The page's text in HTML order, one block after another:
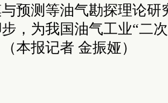
预测等油气勘探理论研
，为我国油气工业“二
本报记者 金振娅）